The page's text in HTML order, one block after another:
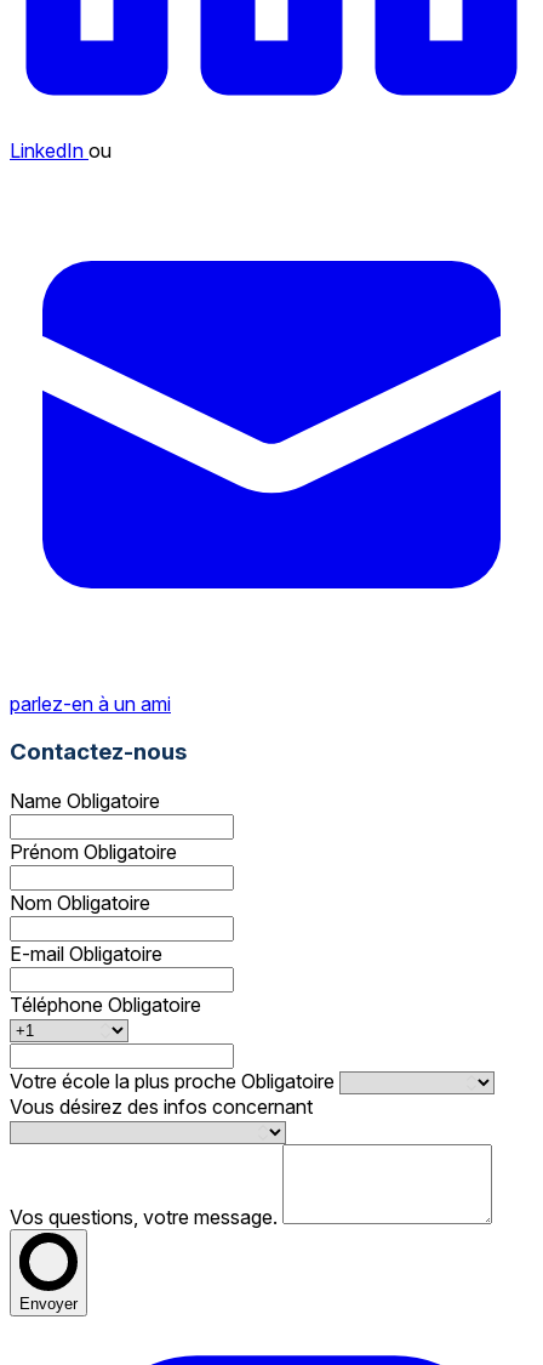
LinkedIn ou
parlez-en à un ami
Contactez-nous
Name Obligatoire
Prénom Obligatoire
Nom Obligatoire
E-mail Obligatoire
Téléphone Obligatoire
Votre école la plus proche Obligatoire
Vous désirez des infos concernant
Vos questions, votre message.
Envoyer